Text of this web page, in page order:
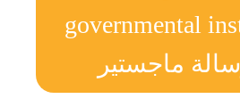
governmental